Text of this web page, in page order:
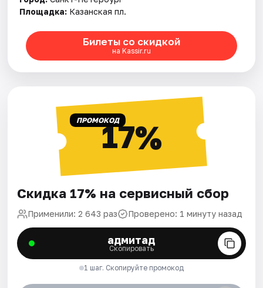
Площадка: Казанская пл.
Билеты со скидкой
на Kassir.ru
ПРОМОКОД17%
Скидка 17% на сервисный сбор
Применили: 2 643 раз Проверено: 1 минуту назад
адмитад
Скопировать
1 шаг. Скопируйте промокод